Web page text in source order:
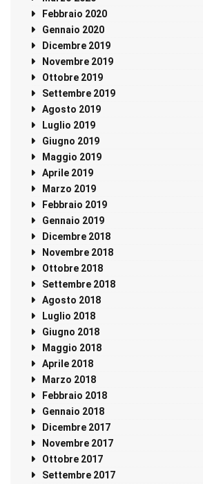
Febbraio 2020
Gennaio 2020
Dicembre 2019
Novembre 2019
Ottobre 2019
Settembre 2019
Agosto 2019
Luglio 2019
Giugno 2019
Maggio 2019
Aprile 2019
Marzo 2019
Febbraio 2019
Gennaio 2019
Dicembre 2018
Novembre 2018
Ottobre 2018
Settembre 2018
Agosto 2018
Luglio 2018
Giugno 2018
Maggio 2018
Aprile 2018
Marzo 2018
Febbraio 2018
Gennaio 2018
Dicembre 2017
Novembre 2017
Ottobre 2017
Settembre 2017